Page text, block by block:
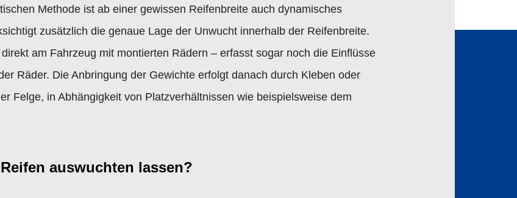
Methode ist ab einer gewissen Reifenbreite auch dynamisches
zusätzlich die genaue Lage der Unwucht innerhalb der Reifenbreite.
am Fahrzeug mit montierten Rädern – erfasst sogar noch die Einflüsse
Räder. Die Anbringung der Gewichte erfolgt danach durch Kleben oder
Felge, in Abhängigkeit von Platzverhältnissen wie beispielsweise dem
auswuchten lassen?